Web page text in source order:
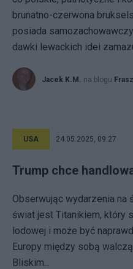
brunatno-czerwona
posiada
dawki lewackich idei
Jacek K.M. na blogu
USA 24.05.2025, 09:27
Trump chce
Obserwując wydarzenia na
świat jest Titanikiem, który
lodowej i może być
Europy między sobą
Bliskim...